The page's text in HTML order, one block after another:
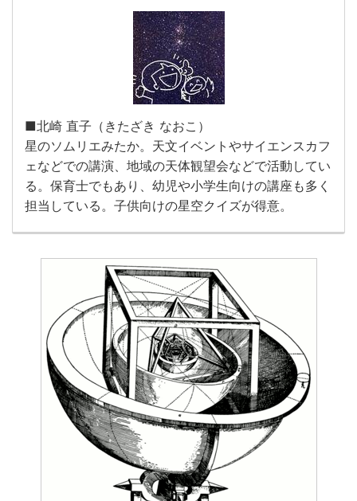
■北崎 直子（きたざき なおこ）
星のソムリエみたか。天文イベントやサイエンスカフ
ェなどでの講演、地域の天体観望会などで活動してい
る。保育士でもあり、幼児や小学生向けの講座も多く
担当している。子供向けの星空クイズが得意。